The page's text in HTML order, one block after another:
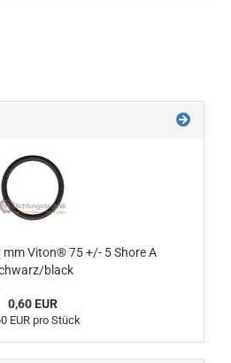
mm Viton® 75 +/- 5 Shore A
black
0,60 EUR
EUR pro Stück